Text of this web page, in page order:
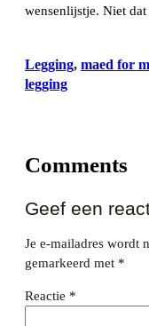
wensenlijstje. Niet
Legging, maed for
legging
Comments
Geef een
Je e-mailadres wordt
gemarkeerd met *
Reactie *